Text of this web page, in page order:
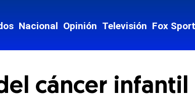
Nacional Opinión Televisión Fox
cáncer infantil